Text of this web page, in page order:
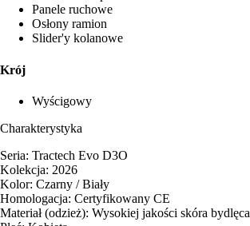
Panele ruchowe
Osłony ramion
Slider'y kolanowe
Krój
Wyścigowy
Charakterystyka
Seria: Tractech Evo D3O
Kolekcja: 2026
Kolor: Czarny / Biały
Homologacja: Certyfikowany CE
Materiał (odzież): Wysokiej jakości skóra bydlęca